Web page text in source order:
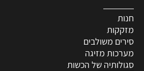
חנות
מזקקות
סירים משולבים
מערכות מזיגה
סגולותיה של הכשות